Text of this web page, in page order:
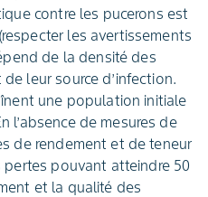
contre les pucerons est
les avertissements
de la densité des
leur source d’infection.
une population initiale
l’absence de mesures de
de rendement et de teneur
pertes pouvant atteindre 50
et la qualité des